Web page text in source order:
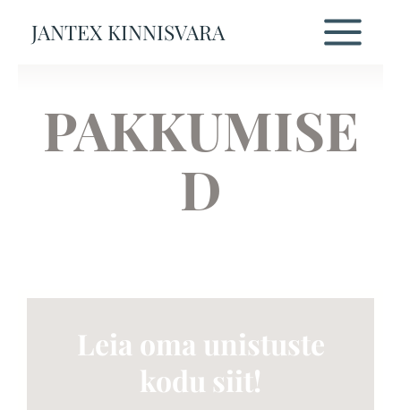
JANTEX KINNISVARA
PAKKUMISE
D
Leia oma unistuste
kodu siit!